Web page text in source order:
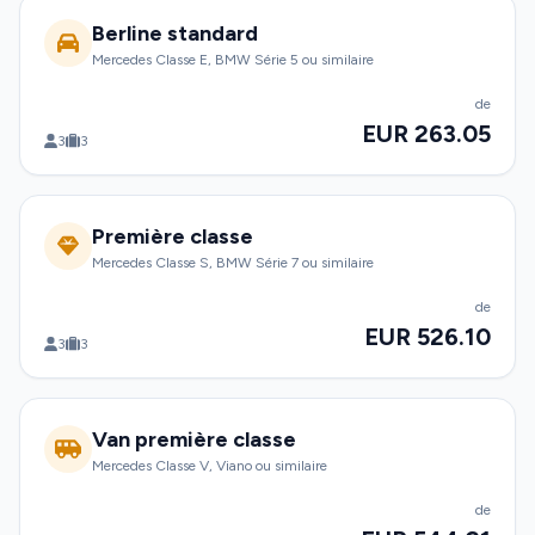
Berline standard
Mercedes Classe E, BMW Série 5 ou similaire
3 3
de
EUR 263.05
Première classe
Mercedes Classe S, BMW Série 7 ou similaire
3 3
de
EUR 526.10
Van première classe
Mercedes Classe V, Viano ou similaire
de